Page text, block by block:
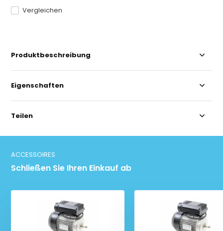
Vergleichen
Produktbeschreibung
Eigenschaften
Teilen
ACCESSOIRES
Schließen Sie Ihren Einkauf ab